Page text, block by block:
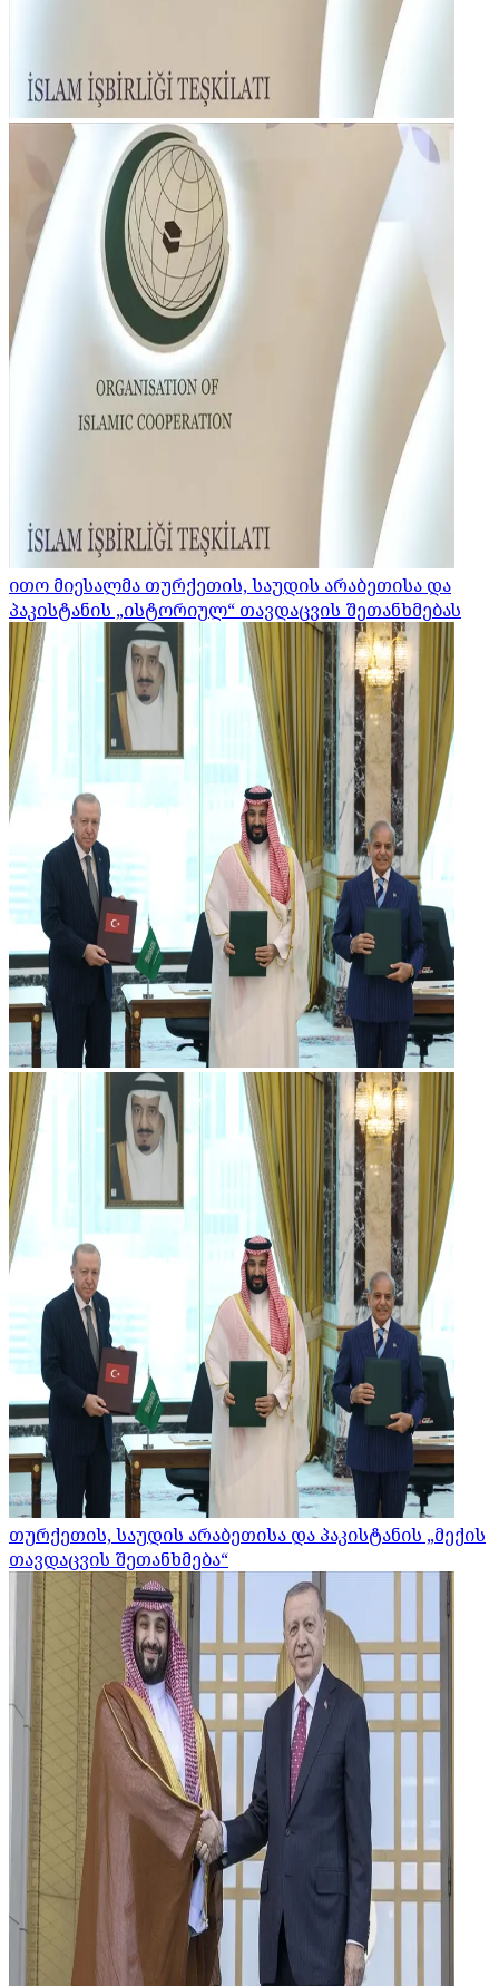
ითო მიესალმა თურქეთის, საუდის არაბეთისა და
პაკისტანის „ისტორიულ“ თავდაცვის შეთანხმებას
თურქეთის, საუდის არაბეთისა და პაკისტანის „მექის
თავდაცვის შეთანხმება“